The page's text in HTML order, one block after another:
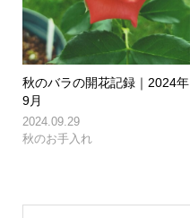
秋のバラの開花記録｜2024年
9月
2024.09.29
秋のお手入れ